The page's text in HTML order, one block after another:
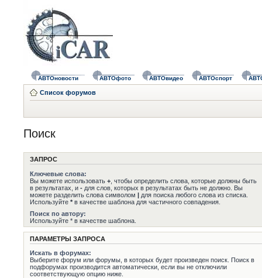
АВТОновости АВТОфото АВТОвидео АВТОспорт
Список форумов
Поиск
ЗАПРОС
Ключевые слова:
Вы можете использовать + , чтобы определить слова, которые должны быть
в результатах, и - для слов, которых в результатах быть не должно. Вы
можете разделить слова символом | для поиска любого слова из списка.
Используйте * в качестве шаблона для частичного совпадения.
Поиск по автору:
Используйте * в качестве шаблона.
ПАРАМЕТРЫ ЗАПРОСА
Искать в форумах:
Выберите форум или форумы, в которых будет произведен поиск. Поиск в
подфорумах производится автоматически, если вы не отключили
соответствующую опцию ниже.